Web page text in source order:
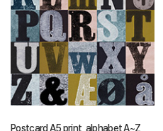
Postcard A5 print ,alphabet A~Z